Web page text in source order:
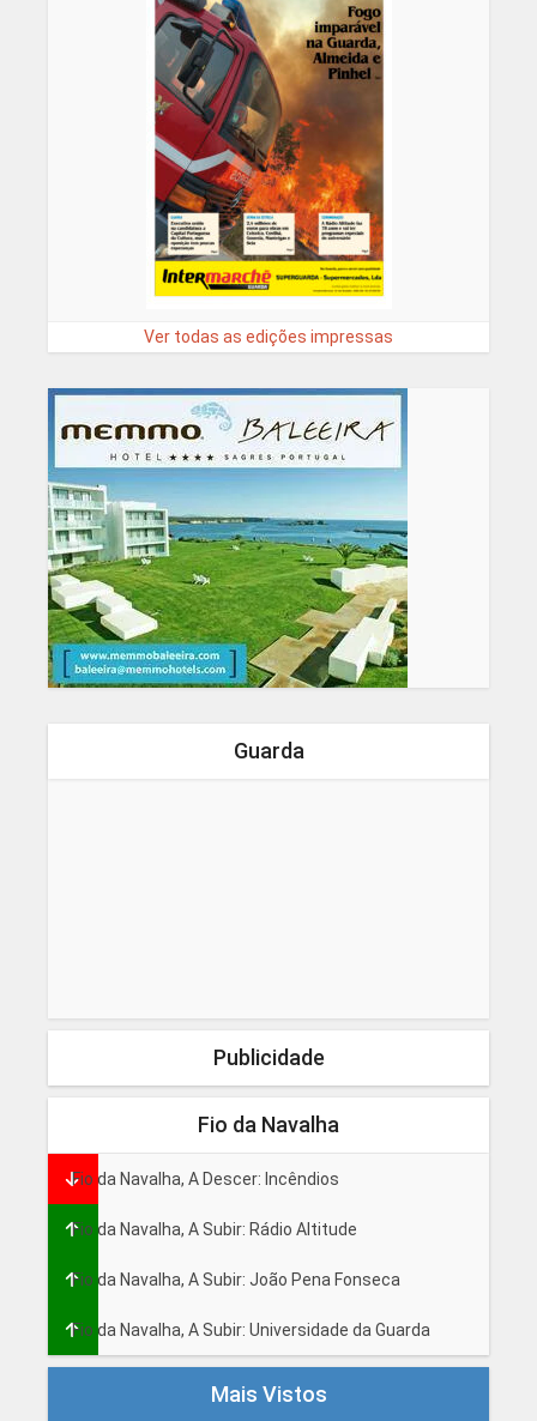
Ver todas as edições impressas
Guarda
Publicidade
Fio da Navalha
Fio da Navalha, A Descer: Incêndios
Fio da Navalha, A Subir: Rádio Altitude
Fio da Navalha, A Subir: João Pena Fonseca
Fio da Navalha, A Subir: Universidade da Guarda
Mais Vistos